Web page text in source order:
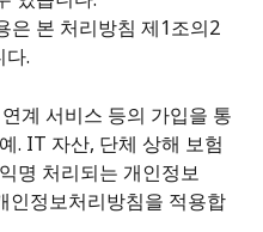
은 본 처리방침 제1조의2
다.
계 서비스 등의 가입을 통
. IT 자산, 단체 상해 보험
명 처리되는 개인정보
정보처리방침을 적용합